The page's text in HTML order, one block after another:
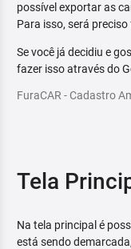
possível exportar as
Para isso, será
Se você já decidiu e
fazer isso através do
FuraCAR - Cadastro
Tela
Na tela principal é
está sendo